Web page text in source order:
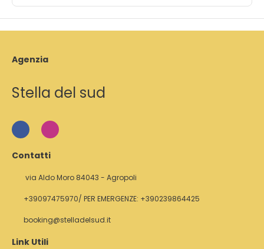
Agenzia
Stella del sud
Contatti
via Aldo Moro 84043 - Agropoli
+39097475970/ PER EMERGENZE: +390239864425
booking@stelladelsud.it
Link Utili